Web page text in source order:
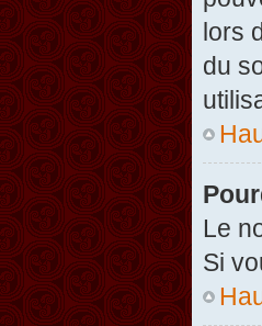
lors
du
Le
Si